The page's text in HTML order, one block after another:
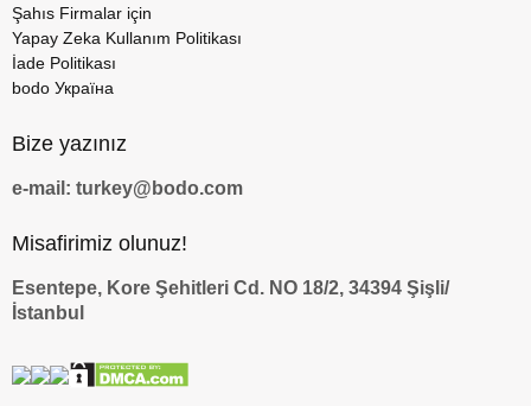
Şahıs Firmalar için
Yapay Zeka Kullanım Politikası
İade Politikası
bodo Україна
Bize yazınız
e-mail: turkey@bodo.com
Misafirimiz olunuz!
Esentepe, Kore Şehitleri Cd. NO 18/2, 34394 Şişli/
İstanbul